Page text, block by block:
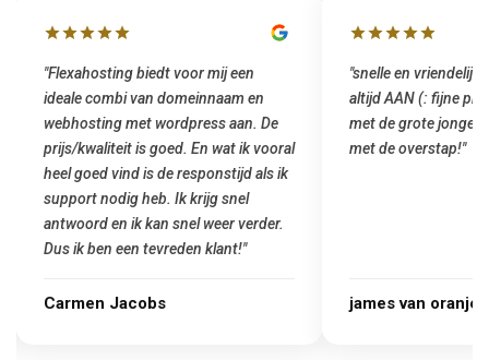
"Flexahosting biedt voor mij een
ideale combi van domeinnaam en
webhosting met wordpress aan. De
prijs/kwaliteit is goed. En wat ik vooral
heel goed vind is de responstijd als ik
support nodig heb. Ik krijg snel
antwoord en ik kan snel weer verder.
Dus ik ben een tevreden klant!"
Carmen Jacobs
"snelle en
altijd AAN (: fijne
met de grote
met de overstap!"
james van oranje